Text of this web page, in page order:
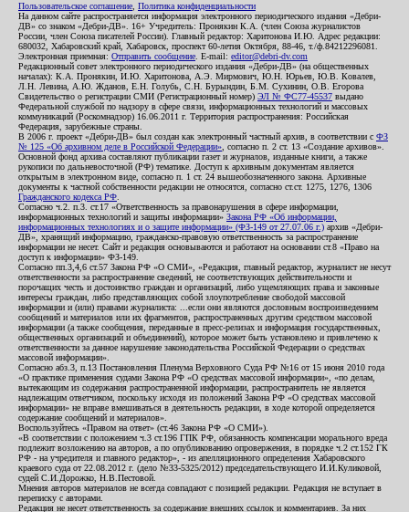
Пользовательское соглашение Политика конфиденциальности
На данном сайте распространяется информация электронного периодического издания «Дебри-
ДВ» со знаком «Дебри-ДВ». 16+ Учредитель: Пронякин К.А. (член Союза журналистов
России, член Союза писателей России). Главный редактор: Харитонова И.Ю. Адрес редакции:
680032, Хабаровский край, Хабаровск, проспект 60-летия Октября, 88-46, т./ф.84212296081.
Электронная приемная: Отправить сообщение . E-mail: editor@debri-dv.com
Редакционный совет электронного периодического издания «Дебри-ДВ» (на общественных
началах): К.А. Пронякин, И.Ю. Харитонова, А.Э. Мирмович, Ю.Н. Юрьев, Ю.В. Ковалев,
Л.Н. Левина, А.Ю. Жданов, Е.Н. Голубь, С.Н. Бурындин, Б.М. Сухинин, О.В. Егорова
Свидетельство о регистрации СМИ (Регистрационный номер) ЭЛ № ФС77-45537 выдано
Федеральной службой по надзору в сфере связи, информационных технологий и массовых
коммуникаций (Роскомнадзор) 16.06.2011 г. Территория распространения: Российская
Федерация, зарубежные страны.
В 2006 г. проект «Дебри-ДВ» был создан как электронный частный архив, в соответствии с ФЗ
№ 125 «Об архивном деле в Российской Федерации» , согласно п. 2 ст. 13 «Создание архивов».
Основной фонд архива составляют публикации газет и журналов, изданные книги, а также
рукописи по дальневосточной (РФ) тематике. Доступ к архивным документам является
открытым в электронном виде, согласно п. 1 ст. 24 вышеобозначенного закона. Архивные
документы к частной собственности редакции не относятся, согласно ст.ст. 1275, 1276, 1306
Гражданского кодекса РФ
Согласно ч.2. п.3. ст.17 «Ответственность за правонарушения в сфере информации,
информационных технологий и защиты информации» Закона РФ «Об информации,
информационных технологиях и о защите информации» (ФЗ-149 от 27.07.06 г.) архив «Дебри-
ДВ», хранящий информацию, гражданско-правовую ответственность за распространение
информации не несет. Сайт и редакция основываются и работают на основании ст.8 «Право на
доступ к информации» ФЗ-149.
Согласно пп.3,4,6 ст.57 Закона РФ «О СМИ», «Редакция, главный редактор, журналист не несут
ответственности за распространение сведений, не соответствующих действительности и
порочащих честь и достоинство граждан и организаций, либо ущемляющих права и законные
интересы граждан, либо представляющих собой злоупотребление свободой массовой
информации и (или) правами журналиста: ...если они являются дословным воспроизведением
сообщений и материалов или их фрагментов, распространенных другим средством массовой
информации (а также сообщения, переданные в пресс-релизах и информация государственных,
общественных организаций и объединений), которое может быть установлено и привлечено к
ответственности за данное нарушение законодательства Российской Федерации о средствах
массовой информации».
Согласно абз.3, п.13 Постановления Пленума Верховного Суда РФ №16 от 15 июня 2010 года
«О практике применения судами Закона РФ «О средствах массовой информации», «по делам,
вытекающим из содержания распространенной информации, распространитель не является
надлежащим ответчиком, поскольку исходя из положений Закона РФ «О средствах массовой
информации» не вправе вмешиваться в деятельность редакции, в ходе которой определяется
содержание сообщений и материалов».
Воспользуйтесь «Правом на ответ» (ст.46 Закона РФ «О СМИ»).
«В соответствии с положением ч.3 ст.196 ГПК РФ, обязанность компенсации морального вреда
подлежит возложению на авторов, а по опубликованию опровержения, в порядке ч.2 ст.152 ГК
РФ - на учредителя и главного редактор», - из апелляционного определения Хабаровского
краевого суда от 22.08.2012 г. (дело №33-5325/2012) председательствующего И.И.Куликовой,
судей С.И.Дорожко, Н.В.Пестовой.
Мнения авторов материалов не всегда совпадают с позицией редакции. Редакция не вступает в
переписку с авторами.
Редакция не несет ответственность за содержание внешних ссылок и комментариев. За них